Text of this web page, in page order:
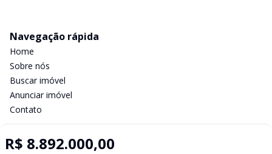
R$ 8.892.000,00
Navegação rápida
Home
Sobre nós
Buscar imóvel
Anunciar imóvel
Contato